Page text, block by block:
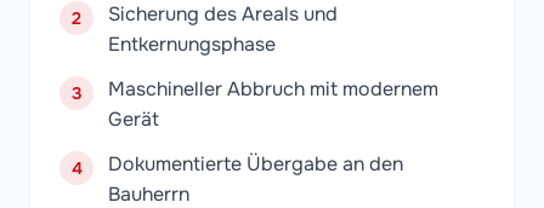
2
Sicherung des Areals und
Entkernungsphase
3
Maschineller Abbruch mit modernem
Gerät
4
Dokumentierte Übergabe an den
Bauherrn